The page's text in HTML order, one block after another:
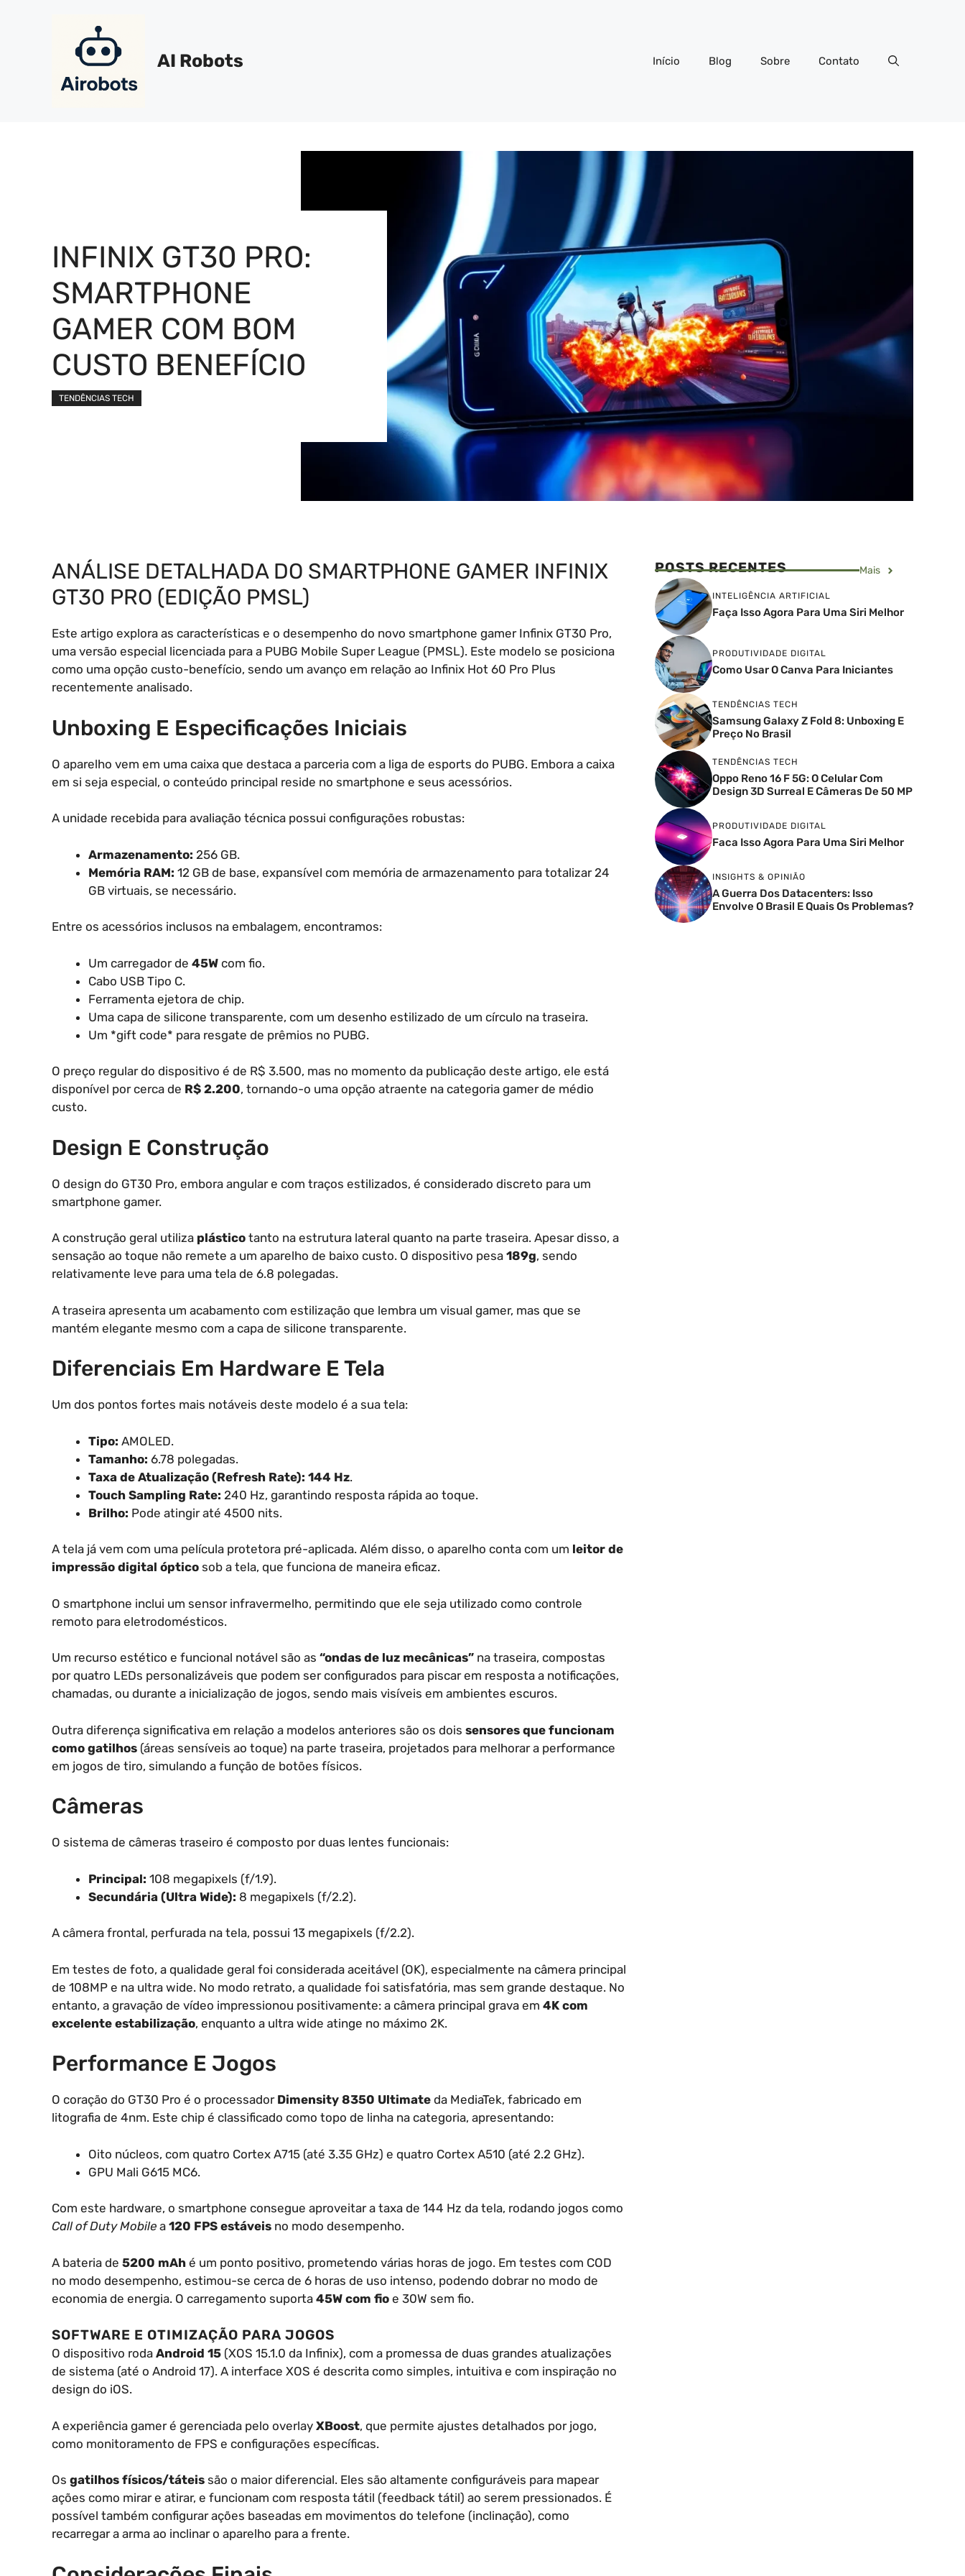
AI Robots Início Blog Sobre Contato
INFINIX GT30 PRO:
SMARTPHONE
GAMER COM BOM
CUSTO BENEFÍCIO
TENDÊNCIAS TECH
ANÁLISE DETALHADA DO SMARTPHONE GAMER INFINIX
GT30 PRO (EDIÇÃO PMSL)
Este artigo explora as características e o desempenho do novo smartphone gamer Infinix GT30 Pro,
uma versão especial licenciada para a PUBG Mobile Super League (PMSL). Este modelo se posiciona
como uma opção custo-benefício, sendo um avanço em relação ao Infinix Hot 60 Pro Plus
recentemente analisado.
Unboxing E Especificações Iniciais
O aparelho vem em uma caixa que destaca a parceria com a liga de esports do PUBG. Embora a caixa
em si seja especial, o conteúdo principal reside no smartphone e seus acessórios.
A unidade recebida para avaliação técnica possui configurações robustas:
Armazenamento: 256 GB.
Memória RAM: 12 GB de base, expansível com memória de armazenamento para totalizar 24
GB virtuais, se necessário.
Entre os acessórios inclusos na embalagem, encontramos:
Um carregador de 45W com fio.
Cabo USB Tipo C.
Ferramenta ejetora de chip.
Uma capa de silicone transparente, com um desenho estilizado de um círculo na traseira.
Um *gift code* para resgate de prêmios no PUBG.
O preço regular do dispositivo é de R$ 3.500, mas no momento da publicação deste artigo, ele está
disponível por cerca de R$ 2.200, tornando-o uma opção atraente na categoria gamer de médio
custo.
Design E Construção
O design do GT30 Pro, embora angular e com traços estilizados, é considerado discreto para um
smartphone gamer.
A construção geral utiliza plástico tanto na estrutura lateral quanto na parte traseira. Apesar disso, a
sensação ao toque não remete a um aparelho de baixo custo. O dispositivo pesa 189g, sendo
relativamente leve para uma tela de 6.8 polegadas.
A traseira apresenta um acabamento com estilização que lembra um visual gamer, mas que se
mantém elegante mesmo com a capa de silicone transparente.
Diferenciais Em Hardware E Tela
Um dos pontos fortes mais notáveis deste modelo é a sua tela:
Tipo: AMOLED.
Tamanho: 6.78 polegadas.
Taxa de Atualização (Refresh Rate): 144 Hz.
Touch Sampling Rate: 240 Hz, garantindo resposta rápida ao toque.
Brilho: Pode atingir até 4500 nits.
A tela já vem com uma película protetora pré-aplicada. Além disso, o aparelho conta com um leitor de
impressão digital óptico sob a tela, que funciona de maneira eficaz.
O smartphone inclui um sensor infravermelho, permitindo que ele seja utilizado como controle
remoto para eletrodomésticos.
Um recurso estético e funcional notável são as “ondas de luz mecânicas” na traseira, compostas
por quatro LEDs personalizáveis que podem ser configurados para piscar em resposta a notificações,
chamadas, ou durante a inicialização de jogos, sendo mais visíveis em ambientes escuros.
Outra diferença significativa em relação a modelos anteriores são os dois sensores que funcionam
como gatilhos (áreas sensíveis ao toque) na parte traseira, projetados para melhorar a performance
em jogos de tiro, simulando a função de botões físicos.
Câmeras
O sistema de câmeras traseiro é composto por duas lentes funcionais:
Principal: 108 megapixels (f/1.9).
Secundária (Ultra Wide): 8 megapixels (f/2.2).
A câmera frontal, perfurada na tela, possui 13 megapixels (f/2.2).
Em testes de foto, a qualidade geral foi considerada aceitável (OK), especialmente na câmera principal
de 108MP e na ultra wide. No modo retrato, a qualidade foi satisfatória, mas sem grande destaque. No
entanto, a gravação de vídeo impressionou positivamente: a câmera principal grava em 4K com
excelente estabilização, enquanto a ultra wide atinge no máximo 2K.
Performance E Jogos
O coração do GT30 Pro é o processador Dimensity 8350 Ultimate da MediaTek, fabricado em
litografia de 4nm. Este chip é classificado como topo de linha na categoria, apresentando:
Oito núcleos, com quatro Cortex A715 (até 3.35 GHz) e quatro Cortex A510 (até 2.2 GHz).
GPU Mali G615 MC6.
Com este hardware, o smartphone consegue aproveitar a taxa de 144 Hz da tela, rodando jogos como
Call of Duty Mobile a 120 FPS estáveis no modo desempenho.
A bateria de 5200 mAh é um ponto positivo, prometendo várias horas de jogo. Em testes com COD
no modo desempenho, estimou-se cerca de 6 horas de uso intenso, podendo dobrar no modo de
economia de energia. O carregamento suporta 45W com fio e 30W sem fio.
SOFTWARE E OTIMIZAÇÃO PARA JOGOS
O dispositivo roda Android 15 (XOS 15.1.0 da Infinix), com a promessa de duas grandes atualizações
de sistema (até o Android 17). A interface XOS é descrita como simples, intuitiva e com inspiração no
design do iOS.
A experiência gamer é gerenciada pelo overlay XBoost, que permite ajustes detalhados por jogo,
como monitoramento de FPS e configurações específicas.
Os gatilhos físicos/táteis são o maior diferencial. Eles são altamente configuráveis para mapear
ações como mirar e atirar, e funcionam com resposta tátil (feedback tátil) ao serem pressionados. É
possível também configurar ações baseadas em movimentos do telefone (inclinação), como
recarregar a arma ao inclinar o aparelho para a frente.
POSTS RECENTES Mais
INTELIGÊNCIA ARTIFICIAL
Faça Isso Agora Para Uma Siri Melhor
PRODUTIVIDADE DIGITAL
Como Usar O Canva Para Iniciantes
TENDÊNCIAS TECH
Samsung Galaxy Z Fold 8: Unboxing E
Preço No Brasil
TENDÊNCIAS TECH
Oppo Reno 16 F 5G: O Celular Com
Design 3D Surreal E Câmeras De 50 MP
PRODUTIVIDADE DIGITAL
Faca Isso Agora Para Uma Siri Melhor
INSIGHTS & OPINIÃO
A Guerra Dos Datacenters: Isso
Envolve O Brasil E Quais Os Problemas?